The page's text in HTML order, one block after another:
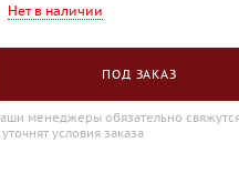
Нет в наличии
ПОД ЗАКАЗ
менеджеры обязательно
уточнят условия заказа